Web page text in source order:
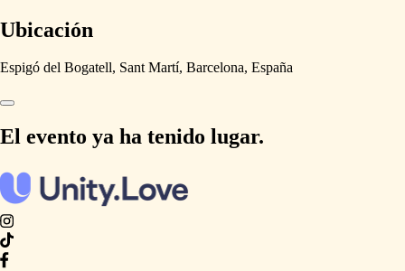
Ubicación
Espigó del Bogatell, Sant Martí, Barcelona, España
El evento ya ha tenido lugar.